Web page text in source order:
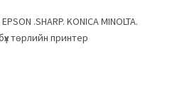
.SHARP. KONICA MINOLTA.
төрлийн принтер